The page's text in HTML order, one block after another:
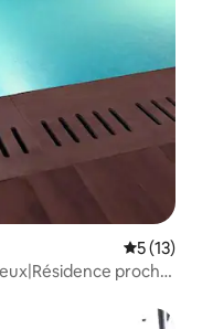
5 (13)
proche